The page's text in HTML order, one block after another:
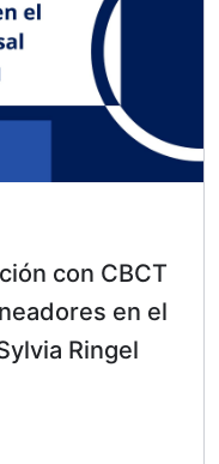
con CBCT
en el
Ringel